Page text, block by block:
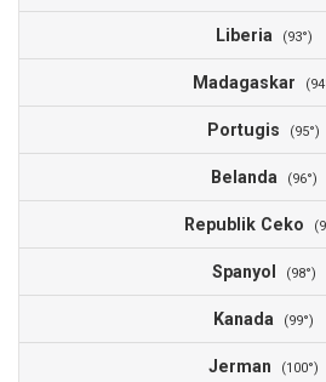
Liberia (93°)
Madagaskar
Portugis (95°)
Belanda (96°)
Republik Ceko
Spanyol (98°)
Kanada (99°)
Jerman (100°)